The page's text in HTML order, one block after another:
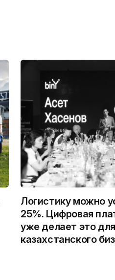
Логистику можно
25%. Цифровая
уже делает это для
казахстанского